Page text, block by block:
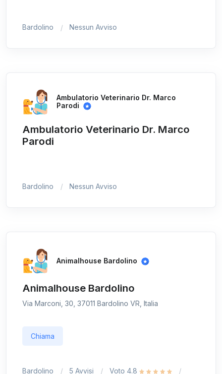
Bardolino Nessun Avviso
Ambulatorio Veterinario Dr. Marco
Parodi
Ambulatorio Veterinario Dr. Marco
Parodi
Bardolino Nessun Avviso
Animalhouse Bardolino
Animalhouse Bardolino
Via Marconi, 30, 37011 Bardolino VR, Italia
Chiama
Bardolino 5 Avvisi
Voto 4.8